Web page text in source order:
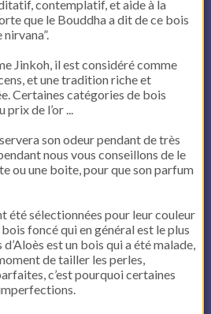
contemplatif, et aide à la
que le Bouddha a dit de ce bois
Jinkoh, il est considéré comme
et une tradition riche et
Certaines catégories de bois
prix de l’or ...
son odeur pendant de très
nous vous conseillons de le
ou une boite, pour que son parfum
été sélectionnées pour leur couleur
foncé qui en général est le plus
est un bois qui a été malade,
de tailler les perles,
c’est pourquoi certaines